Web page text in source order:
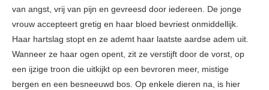
van angst, vrij van pijn en gevreesd door iedereen. De jonge
vrouw accepteert gretig en haar bloed bevriest onmiddellijk.
Haar hartslag stopt en ze ademt haar laatste aardse adem uit.
Wanneer ze haar ogen opent, zit ze verstijft door de vorst, op
een ijzige troon die uitkijkt op een bevroren meer, mistige
bergen en een besneeuwd bos. Op enkele dieren na, is hier